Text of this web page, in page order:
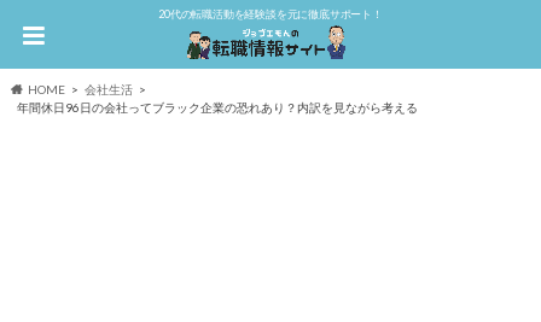
20代の転職活動を経験談を元に徹底サポート！
HOME
会社生活
年間休日96日の会社ってブラック企業の恐れあり？内訳を見ながら考える